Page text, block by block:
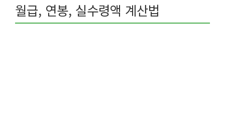
월급, 연봉, 실수령액 계산법